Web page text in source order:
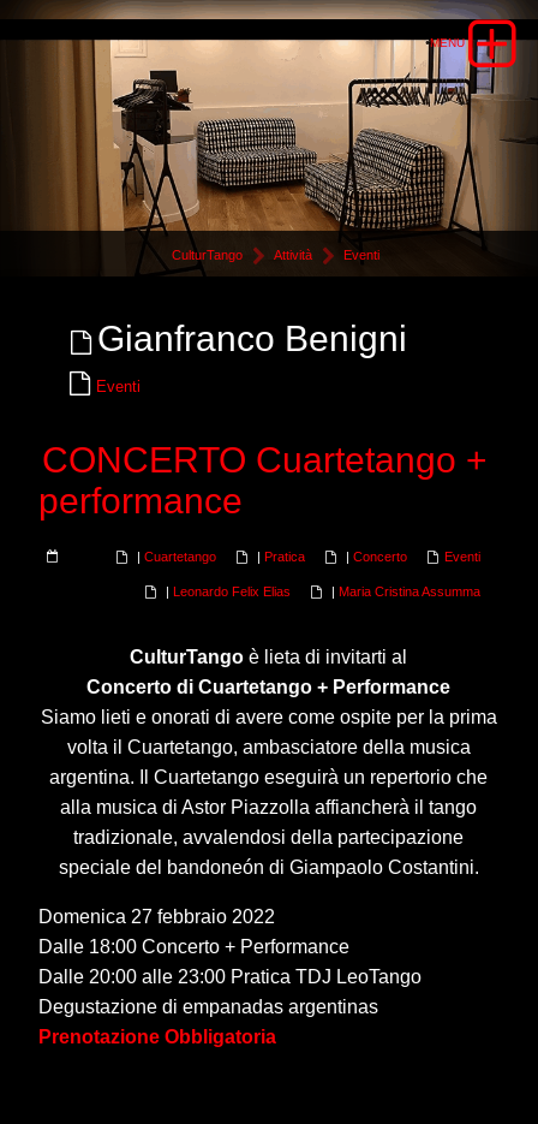
CulturTango Attività Eventi
Gianfranco Benigni
Eventi
CONCERTO Cuartetango +
performance
Eventi
|Concerto
|Pratica
|Cuartetango
|Maria Cristina Assumma
|Leonardo Felix Elias
CulturTango è lieta di invitarti al
Concerto di Cuartetango + Performance
Siamo lieti e onorati di avere come ospite per la prima
volta il Cuartetango, ambasciatore della musica
argentina. Il Cuartetango eseguirà un repertorio che
alla musica di Astor Piazzolla affiancherà il tango
tradizionale, avvalendosi della partecipazione
speciale del bandoneón di Giampaolo Costantini.
Domenica 27 febbraio 2022
Dalle 18:00 Concerto + Performance
Dalle 20:00 alle 23:00 Pratica TDJ LeoTango
Degustazione di empanadas argentinas
Prenotazione Obbligatoria